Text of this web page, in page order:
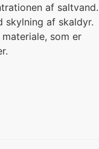
af saltvand.
skylning af skaldyr.
som er